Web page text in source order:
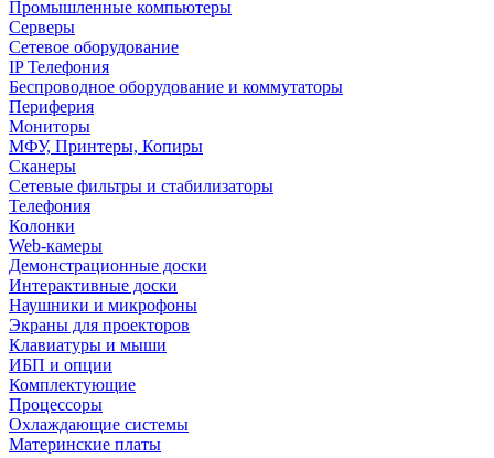
Промышленные компьютеры
Серверы
Сетевое оборудование
IP Телефония
Беспроводное оборудование и коммутаторы
Периферия
Мониторы
МФУ, Принтеры, Копиры
Сканеры
Сетевые фильтры и стабилизаторы
Телефония
Колонки
Web-камеры
Демонстрационные доски
Интерактивные доски
Наушники и микрофоны
Экраны для проекторов
Клавиатуры и мыши
ИБП и опции
Комплектующие
Процессоры
Охлаждающие системы
Материнские платы